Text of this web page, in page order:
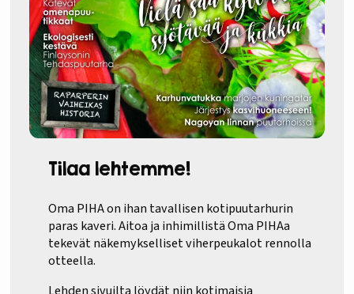
Tilaa lehtemme!
Oma PIHA on ihan tavallisen kotipuutarhurin
paras kaveri. Aitoa ja inhimillistä Oma PIHAa
tekevät näkemykselliset viherpeukalot rennolla
otteella.